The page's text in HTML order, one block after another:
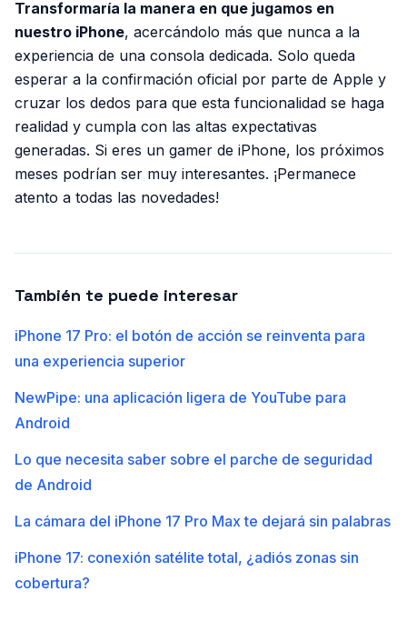
Transformaría la manera en que jugamos en
nuestro iPhone, acercándolo más que nunca a la
experiencia de una consola dedicada. Solo queda
esperar a la confirmación oficial por parte de Apple y
cruzar los dedos para que esta funcionalidad se haga
realidad y cumpla con las altas expectativas
generadas. Si eres un gamer de iPhone, los próximos
meses podrían ser muy interesantes. ¡Permanece
atento a todas las novedades!
También te puede interesar
iPhone 17 Pro: el botón de acción se reinventa para
una experiencia superior
NewPipe: una aplicación ligera de YouTube para
Android
Lo que necesita saber sobre el parche de seguridad
de Android
La cámara del iPhone 17 Pro Max te dejará sin palabras
iPhone 17: conexión satélite total, ¿adiós zonas sin
cobertura?